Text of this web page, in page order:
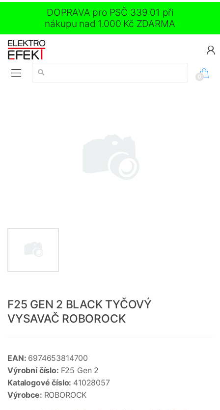
DOPRAVA pro PSČ 339 01 při
nákupu nad 1.000 Kč ZDARMA
Vyhledávání:
0
F25 GEN 2 BLACK TYČOVÝ
VYSAVAČ ROBOROCK
EAN: 6974653814700
Výrobní číslo: F25 Gen 2
Katalogové číslo: 41028057
Výrobce: ROBOROCK